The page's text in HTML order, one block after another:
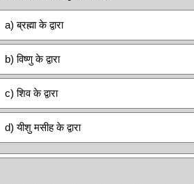
a) ब्रह्मा के द्वारा
b) विष्णु के द्वारा
c) शिव के द्वारा
d) यीशु मसीह के द्वारा